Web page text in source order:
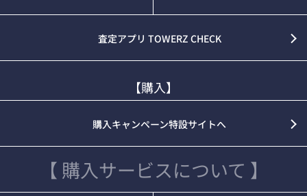
査定アプリ TOWERZ CHECK
【購入】
購入キャンペーン特設サイトへ
【 購入サービスについて 】